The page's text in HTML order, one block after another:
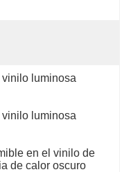
luminosa
luminosa
en el vinilo de
de calor oscuro